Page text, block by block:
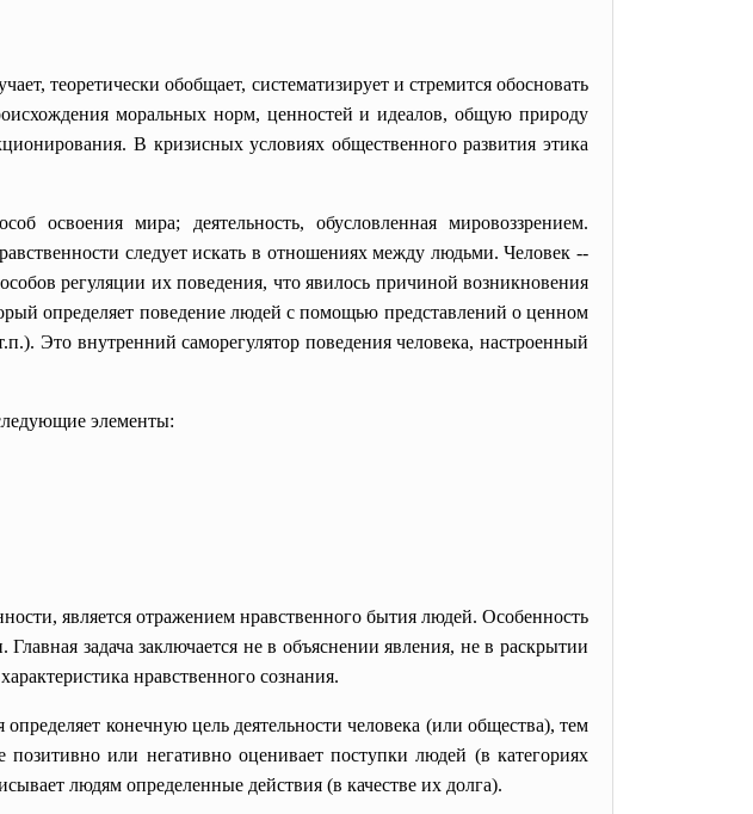
теоретически обобщает, систематизирует и стремится обосновать
моральных норм, ценностей и идеалов, общую природу
В кризисных условиях общественного развития этика
освоения мира; деятельность, обусловленная мировоззрением.
следует искать в отношениях между людьми. Человек --
регуляции их поведения, что явилось причиной возникновения
определяет поведение людей с помощью представлений о ценном
Это внутренний саморегулятор поведения человека, настроенный
элементы:
является отражением нравственного бытия людей. Особенность
задача заключается не в объяснении явления, не в раскрытии
нравственного сознания.
конечную цель деятельности человека (или общества), тем
или негативно оценивает поступки людей (в категориях
людям определенные действия (в качестве их долга).